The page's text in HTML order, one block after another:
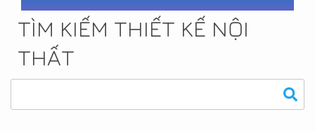
TÌM KIẾM THIẾT KẾ NỘI
THẤT